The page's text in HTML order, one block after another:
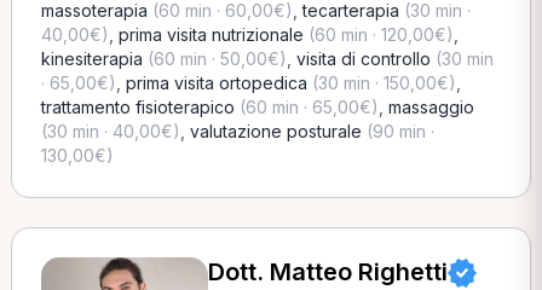
massoterapia (60 min · 60,00€) ,tecarterapia (30 min ·
40,00€) prima visita nutrizionale (60 min · 120,00€)
kinesiterapia (60 min · 50,00€) visita di controllo (30 min
· 65,00€) prima visita ortopedica (30 min · 150,00€)
trattamento fisioterapico (60 min · 65,00€) massaggio
(30 min · 40,00€) valutazione posturale (90 min ·
130,00€)
Dott. Matteo Righetti